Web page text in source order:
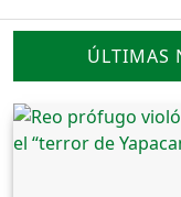
ÚLTIMAS